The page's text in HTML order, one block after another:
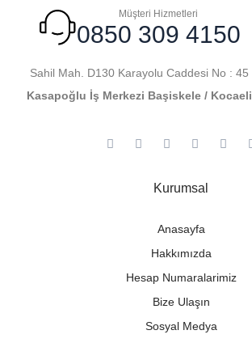
Müşteri Hizmetleri
0850 309 4150
Sahil Mah. D130 Karayolu Caddesi No : 45
Kasapoğlu İş Merkezi Başiskele / Kocaeli
Kurumsal
Anasayfa
Hakkımızda
Hesap Numaralarimiz
Bize Ulaşın
Sosyal Medya